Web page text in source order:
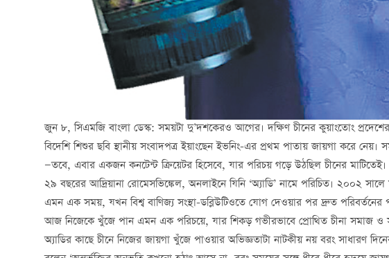
জুন ৮, সিএমজি বাংলা ডেস্ক: সময়টা দু’দশকেরও আগের। দক্ষিণ চীনের কুয়াংতোং প্রদেশের
বিদেশি শিশুর ছবি স্থানীয় সংবাদপত্র ইয়াংছেন ইভনিং-এর প্রথম পাতায় জায়গা করে
—তবে, এবার একজন কনটেন্ট ক্রিয়েটর হিসেবে, যার পরিচয় গড়ে উঠছিল চীনের মাটিতেই।
২৯ বছরের আদ্রিয়ানা রোমেসভিঙ্কেল, অনলাইনে যিনি ‘অ্যাডি’ নামে পরিচিত। ২০০২
এমন এক সময়, যখন বিশ্ব বাণিজ্য সংস্থা-ডব্লিউটিওতে যোগ দেওয়ার পর দ্রুত
আজ নিজেকে খুঁজে পান এমন এক পরিচয়ে, যার শিকড় গভীরভাবে প্রোথিত চীনা সমাজ ও
অ্যাডির কাছে চীনে নিজের জায়গা খুঁজে পাওয়ার অভিজ্ঞতাটা নাটকীয় নয় বরং সাধারণ